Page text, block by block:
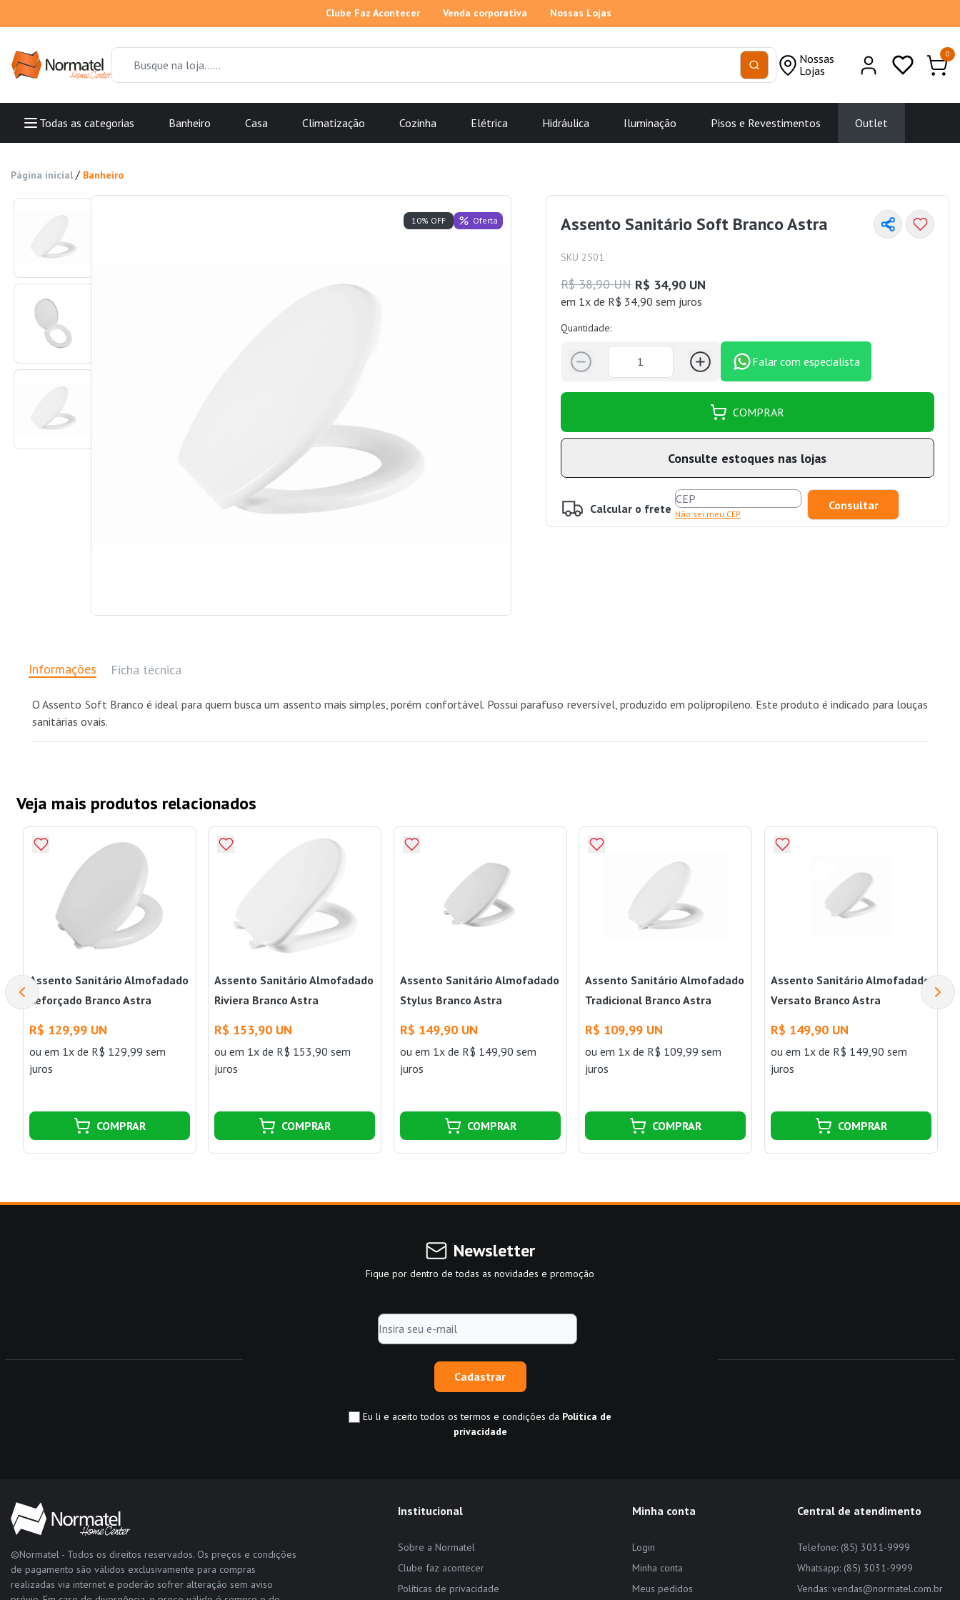
Clube Faz Acontecer Venda corporativa Nossas Lojas
Nossas
Lojas
0
Todas as categorias Banheiro Casa Climatização Cozinha Elétrica Hidráulica Iluminação Pisos e Revestimentos Outlet
Página inicial / Banheiro
10% OFF Oferta Assento Sanitário Soft Branco Astra
SKU 2501
R$ 38,90 UN R$ 34,90 UN
em 1x de R$ 34,90 sem juros
Quantidade:
Falar com especialista
COMPRAR
Consulte estoques nas lojas
Calcular o frete Não sei meu CEP
Informações Ficha técnica
O Assento Soft Branco é ideal para quem busca um assento mais simples, porém confortável. Possui parafuso reversível, produzido em polipropileno. Este produto é indicado para louças
sanitárias ovais.
Veja mais produtos relacionados
Assento Sanitário Almofadado
Reforçado Branco Astra
R$ 129,99 UN
ou em 1x de R$ 129,99 sem
juros
COMPRAR
Assento Sanitário Almofadado
Riviera Branco Astra
R$ 153,90 UN
ouem 1x de R$ 153,90 sem
juros
COMPRAR
Assento Sanitário Almofadado
Stylus Branco Astra
R$ 149,90 UN
ou em 1x de R$ 149,90 sem
juros
COMPRAR
Assento Sanitário Almofadado
Tradicional Branco Astra
R$ 109,99 UN
ouem 1x de R$ 109,99 sem
juros
COMPRAR
Assento Sanitário Almofadado
Versato Branco Astra
R$ 149,90 UN
ou em 1x de R$ 149,90 sem
juros
COMPRAR
Newsletter
Fique por dentro de todas as novidades e promoção
Cadastrar
Eu li e aceito todos os termos e condições da Política de
privacidade
©Normatel - Todos os direitos reservados. Os preços e condições
de pagamento são válidos exclusivamente para compras
realizadas via internet e poderão sofrer alteração sem aviso
Institucional
Sobre a Normatel
Clube faz acontecer
Políticas de privacidade
Minha conta
Login
Minha conta
Meus pedidos
Central de atendimento
Telefone: (85) 3031-9999
Whatsapp: (85) 3031-9999
Vendas: vendas@normatel.com.br